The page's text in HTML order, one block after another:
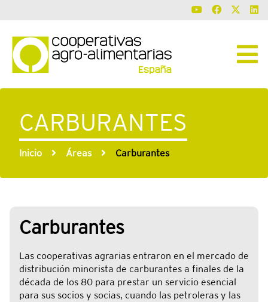
CARBURANTES
Inicio Áreas Carburantes
Carburantes
Las cooperativas agrarias entraron en el mercado de
distribución minorista de carburantes a finales de la
década de los 80 para prestar un servicio esencial
para sus socios y socias, cuando las petroleras y las